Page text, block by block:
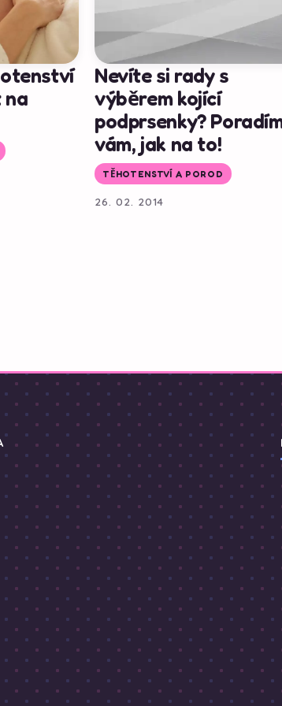
Nevíte si rady s
výběrem kojící
podprsenky?
vám, jak na to!
TĚHOTENSTVÍ A POROD
26. 02. 2014